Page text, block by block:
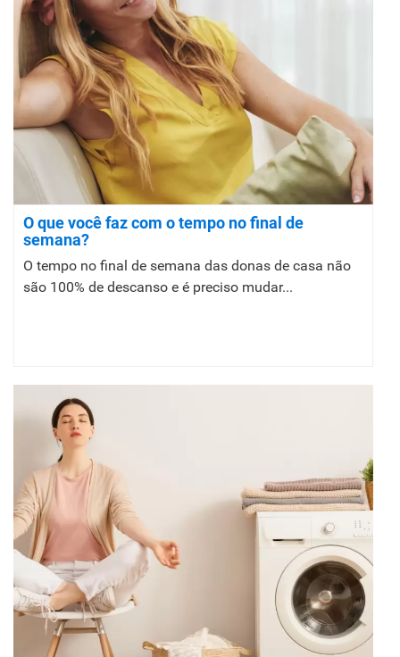
O que você faz com o tempo no final de
semana?
O tempo no final de semana das donas de casa não
são 100% de descanso e é preciso mudar...